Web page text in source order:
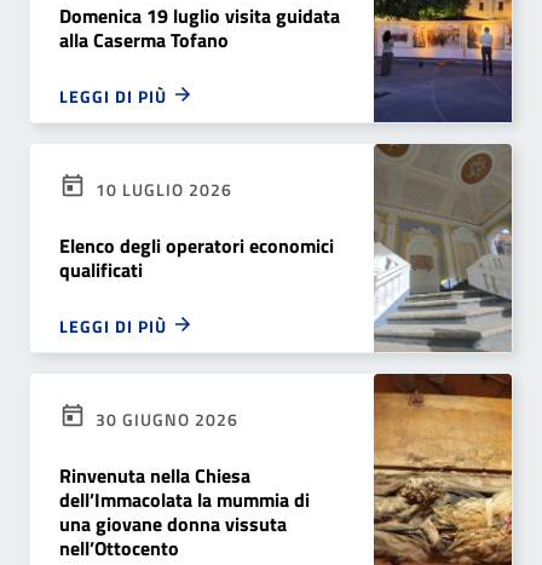
Domenica 19 luglio visita guidata
alla Caserma Tofano
LEGGI DI PIÙ
10 LUGLIO 2026
Elenco degli operatori economici
qualificati
LEGGI DI PIÙ
30 GIUGNO 2026
Rinvenuta nella Chiesa
dell’Immacolata la mummia di
una giovane donna vissuta
nell’Ottocento